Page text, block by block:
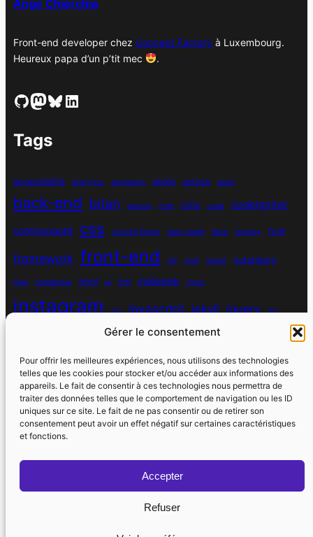
Gérer le consentement
Pour offrir les meilleures expériences, nous utilisons des technologies
telles que les cookies pour stocker et/ou accéder aux informations des
appareils. Le fait de consentir à ces technologies nous permettra de
traiter des données telles que le comportement de navigation ou les ID
uniques sur ce site. Le fait de ne pas consentir ou de retirer son
consentement peut avoir un effet négatif sur certaines caractéristiques
et fonctions.
Accepter
Refuser
Ange Chierchia
Front-end developer chez Concept Factoryà Luxembourg.
Heureux papa d’un p’tit mec
.
GitHub Mastodon Bluesky LinkedIn
Tags
accessibilité analytics animation apple astuce atom
back-end bilan bouton chat cms coda codeigniter
communauté css custom fields dark mode date display font
framework front-end git grid growl gutenberg
hike homebrew html ia ifttt indieweb input
instagram ios javascript jekyll jquery jsx
masonry media queries mysql navigation
personnel php pixel plugin print
programmation objet python quotes react regex responsive run
réseaux sociaux
sport spotify spécificité static site generator steve jobs
strava utile
watchos wdapéro